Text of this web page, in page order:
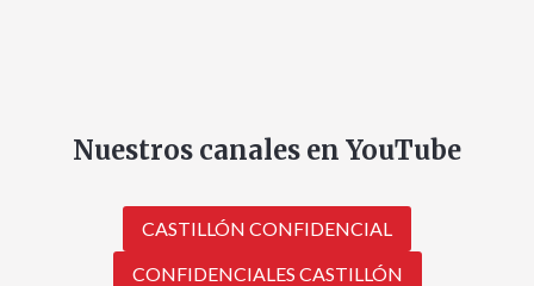
Nuestros canales en YouTube
CASTILLÓN CONFIDENCIAL
CONFIDENCIALES CASTILLÓN